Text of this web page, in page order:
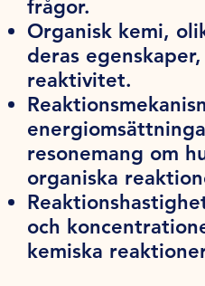
frågor.
Organisk kemi,
deras
reaktivitet.
resonemang om
organiska
och
kemiska